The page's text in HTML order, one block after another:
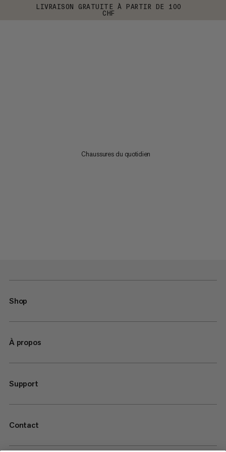
LIVRAISON GRATUITE À PARTIR DE 100
CHF
Chaussures du quotidien
Shop
À propos
Support
Contact